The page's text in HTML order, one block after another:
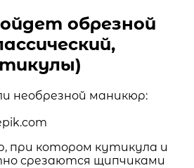
обрезной
при котором кутикула и
срезаются щипчиками